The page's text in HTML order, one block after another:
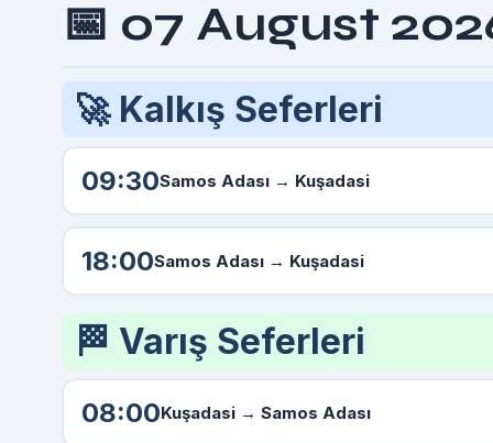
📅 07 August
🚀 Kalkış Seferleri
09:30Samos Adası→ Kuşadasi
18:00Samos Adası→ Kuşadasi
🏁 Varış Seferleri
08:00Kuşadasi → Samos Adası